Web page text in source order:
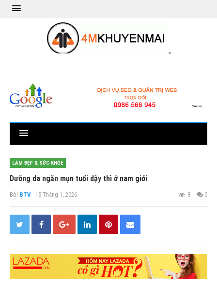
LÀM ĐẸP & SỨC KHỎE
Dưỡng da ngăn mụn tuổi dậy thì ở nam giới
Bởi BTV - 15 Tháng 1, 2026 8 0